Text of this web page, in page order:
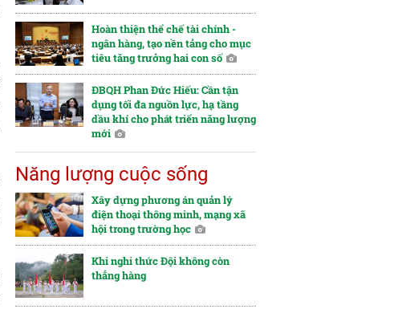
Hoàn thiện thể chế tài chính -
ngân hàng, tạo nền tảng cho mục
tiêu tăng trưởng hai con số
ĐBQH Phan Đức Hiếu: Cần tận
dụng tối đa nguồn lực, hạ tầng
dầu khí cho phát triển năng lượng
mới
Năng lượng cuộc sống
Xây dựng phương án quản lý
điện thoại thông minh, mạng xã
hội trong trường học
Khi nghi thức Đội không còn
thẳng hàng